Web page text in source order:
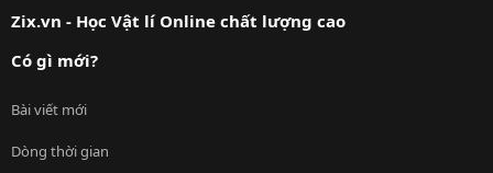
Zix.vn - Học Vật lí Online chất lượng cao
Có gì mới?
Bài viết mới
Dòng thời gian